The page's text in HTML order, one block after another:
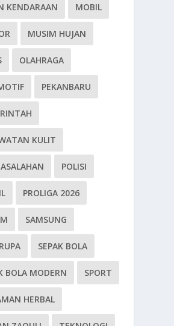
KENDARAAN MOBIL
MUSIM HUJAN
OLAHRAGA
PEKANBARU
KULIT
POLISI
PROLIGA 2026
SAMSUNG
SEPAK BOLA
BOLA MODERN SPORT
HERBAL